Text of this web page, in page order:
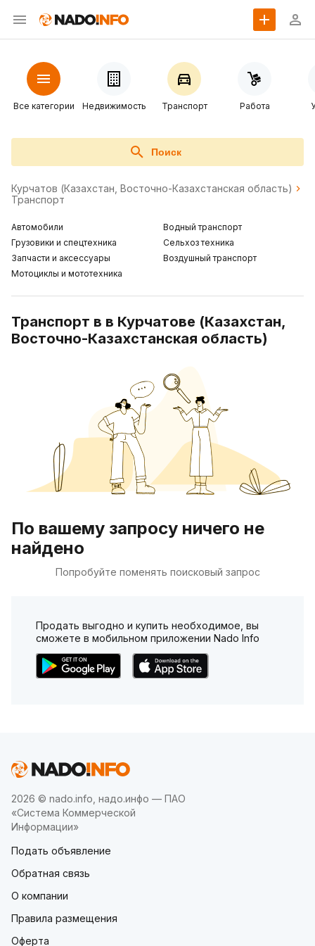
Все категории Недвижимость Транспорт Работа
Поиск
Курчатов (Казахстан, Восточно-Казахстанская область)
Транспорт
Автомобили
Грузовики и спецтехника
Запчасти и аксессуары
Мотоциклы и мототехника
Водный транспорт
Сельхоз техника
Воздушный транспорт
Транспорт в в Курчатове (Казахстан,
Восточно-Казахстанская область)
По вашему запросу ничего не
найдено
Попробуйте поменять поисковый запрос
Продать выгодно и купить необходимое, вы
сможете в мобильном приложении Nado Info
2026 © nado.info, надо.инфо — ПАО
«Система Коммерческой
Информации»
Подать объявление
Обратная связь
О компании
Правила размещения
Оферта